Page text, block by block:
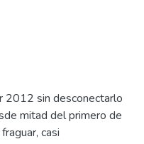
2012 sin desconectarlo
mitad del primero de
casi